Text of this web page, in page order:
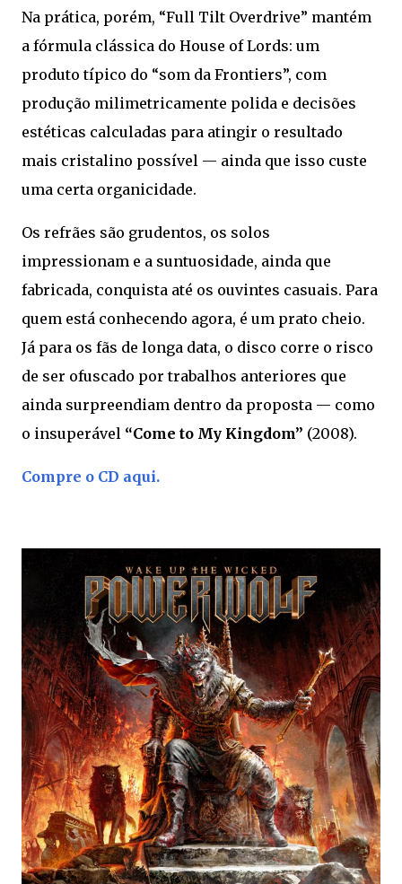
Na prática, porém, “Full Tilt Overdrive” mantém
a fórmula clássica do House of Lords: um
produto típico do “som da Frontiers”, com
produção milimetricamente polida e decisões
estéticas calculadas para atingir o resultado
mais cristalino possível — ainda que isso custe
uma certa organicidade.
Os refrães são grudentos, os solos
impressionam e a suntuosidade, ainda que
fabricada, conquista até os ouvintes casuais. Para
quem está conhecendo agora, é um prato cheio.
Já para os fãs de longa data, o disco corre o risco
de ser ofuscado por trabalhos anteriores que
ainda surpreendiam dentro da proposta — como
o insuperável “Come to My Kingdom” (2008).
Compre o CD aqui.